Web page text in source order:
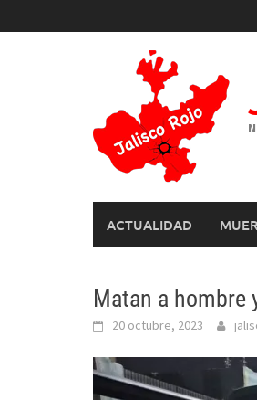
to
ACTUALIDAD
Matan a hombre
20 octubre, 2023